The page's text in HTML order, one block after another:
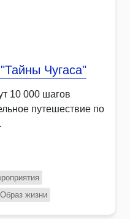
Чугаса"
10 000 шагов
путешествие по
Образ жизни